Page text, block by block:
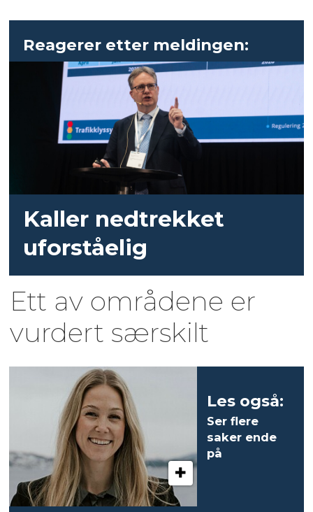
Reagerer etter meldingen:
Kaller nedtrekket
uforståelig
Ett av områdene er
vurdert særskilt
Les også:
Ser flere
saker ende
på
advokatbordet